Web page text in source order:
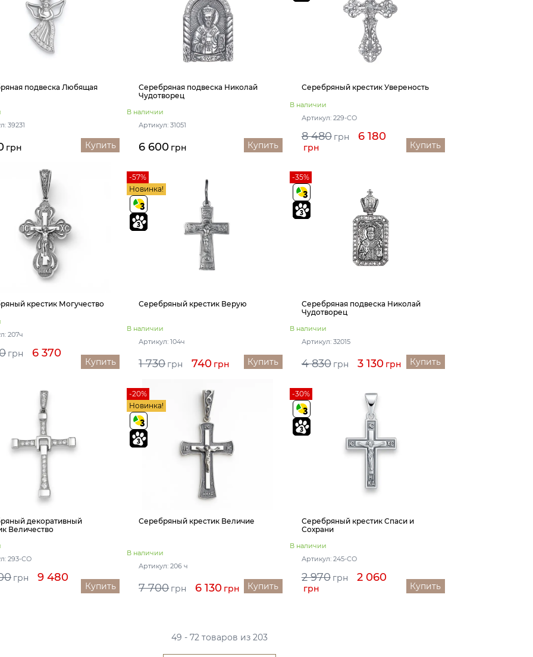
подвеска Любящая
39231
грн Купить
Серебряная подвеска Николай
Чудотворец
В наличии
Артикул: 31051
6 600 грн Купить
Серебряный крестик Увереность
В наличии
Артикул: 229-СО
8 480 грн 6 180
грн Купить
крестик Могучество
207ч
грн 6 370
Купить
-57%
Новинка!
Серебряный крестик Верую
В наличии
Артикул: 104ч
1 730 грн 740 грн Купить
-35%
Серебряная подвеска Николай
Чудотворец
В наличии
Артикул: 32015
4 830 грн 3 130 грн Купить
декоративный
Величество
293-СО
грн 9 480
Купить
-20%
Новинка!
Серебряный крестик Величие
В наличии
Артикул: 206 ч
7 700 грн 6 130 грн Купить
-30%
Серебряный крестик Спаси и
Сохрани
В наличии
Артикул: 245-СО
2 970 грн 2 060
грн Купить
49 - 72 товаров из 203